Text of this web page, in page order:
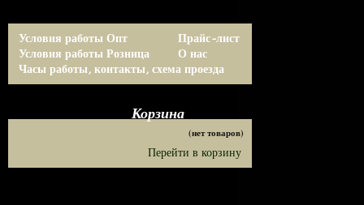
Условия работы Опт
Условия работы Розница
Прайс-лист
О нас
Часы работы, контакты, схема проезда
Корзина
(нет товаров)
Перейти в корзину